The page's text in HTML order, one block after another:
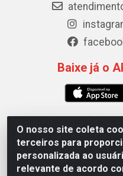
O nosso site coleta
terceiros para
personalizada ao
relevante de acordo
Baixe já o
Polybalas - Rua João
Ernesto Geisel, João